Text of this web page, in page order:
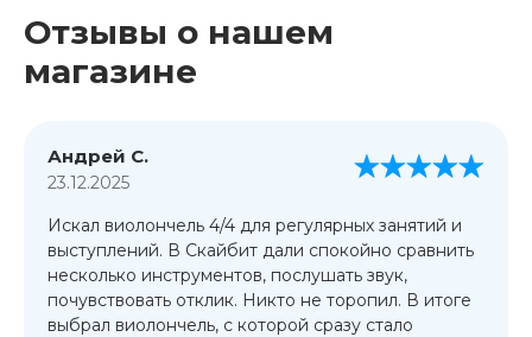
Отзывы о нашем
магазине
Андрей С.
23.12.2025
Искал виолончель 4/4 для регулярных занятий и
выступлений. В Скайбит дали спокойно сравнить
несколько инструментов, послушать звук,
почувствовать отклик. Никто не торопил. В итоге
выбрал виолончель, с которой сразу стало